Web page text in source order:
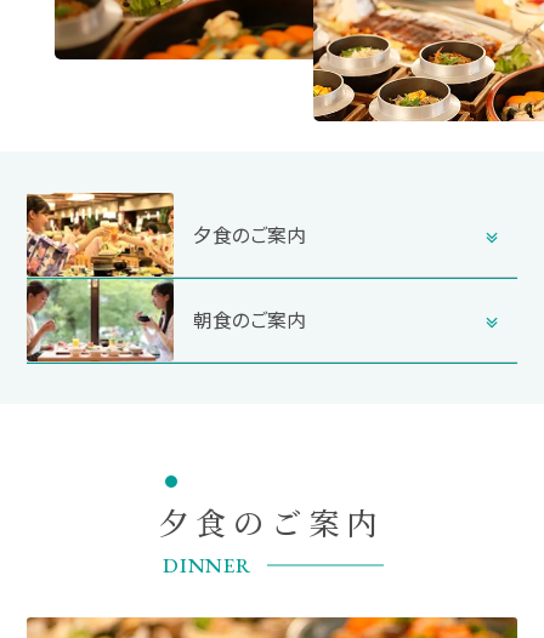
夕食のご案内
朝食のご案内
夕食のご案内
DINNER